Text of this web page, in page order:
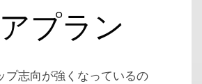
プラン
プ志向が強くなっているの